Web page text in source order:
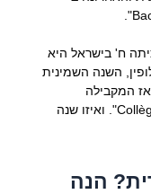
ח' בישראל היא
השנה השמינית
המקבילה
הצרפתית תהיה השנה השלישית של ה"Collège". ואיזו שנה
הנה